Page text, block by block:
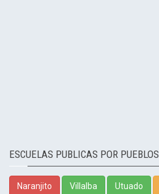
ESCUELAS PUBLICAS POR PUEBLOS
Naranjito Villalba Utuado